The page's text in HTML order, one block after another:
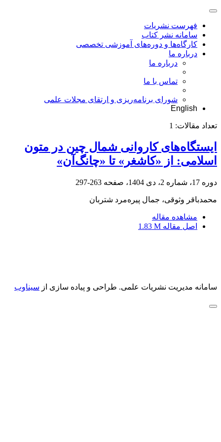
فهرست نشریات
سامانه نشر کتاب
کارگاه‌ها و دوره‌های آموزشی تخصصی
درباره ما
درباره ما
تماس با ما
شورای برنامه‌ریزی و ارتقای مجلات علمی
English
تعداد مقالات: 1
ایستگاه‌های کاروانی شمال چین در متون
اسلامی: از «کاشغر» تا «چانگ‌آن»
دوره 17، شماره 2، دی 1404، صفحه 263-297
محمدباقر وثوقی، جمال پیره‌مرد شتربان
مشاهده مقاله
اصل مقاله 1.83 M
سامانه مدیریت نشریات علمی. طراحی و پیاده سازی از سیناوب